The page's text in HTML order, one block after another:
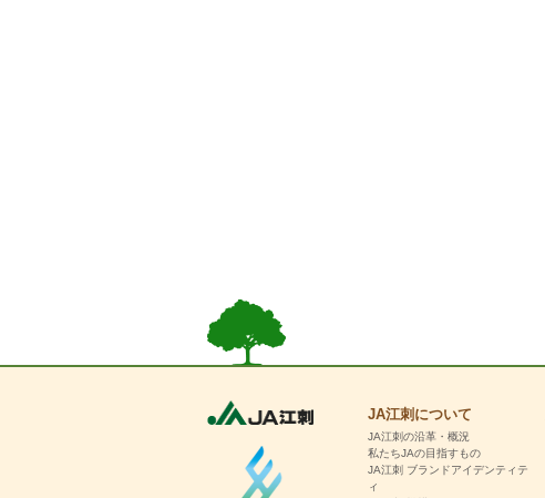
JA江刺について
JA江刺の沿革・概況
私たちJAの目指すもの
JA江刺 ブランドアイデンティテ
ィ